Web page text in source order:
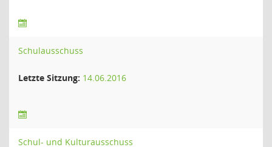
Schulausschuss
Letzte Sitzung: 14.06.2016
Schul- und Kulturausschuss